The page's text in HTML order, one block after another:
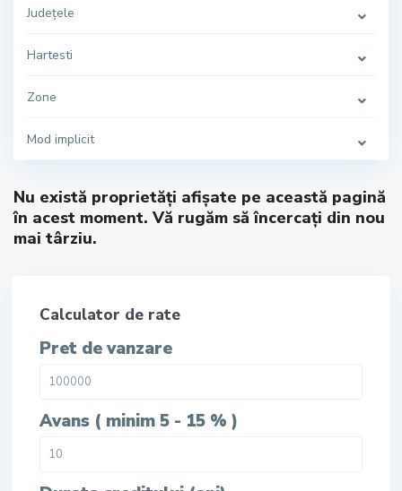
Județele
Hartesti
Zone
Mod implicit
Nu există proprietăți afișate pe această pagină
în acest moment. Vă rugăm să încercați din nou
mai târziu.
Calculator de rate
Pret de vanzare
Avans ( minim 5 - 15 % )